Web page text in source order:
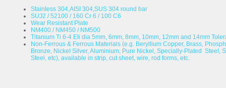
Stainless 304,AISI 304,SUS 304 round bar
SUJ2 / 52100 / 160 Cr 6 / 100 C6
Wear Resistant Plate
NM400 / NM450 / NM500
Titanium Ti 6-4 Eli dia 5mm, 6mm, 8mm, 10mm, 12mm and 14mm
Non-Ferrous & Ferrous Materials (e.g. Beryllium Copper, Brass,
Bronze, Nickel Silver, Aluminium, Pure Nickel, Specially-Plated Steel,
Steel, etc), available in strip, cut sheet, wire, rod forms, etc.